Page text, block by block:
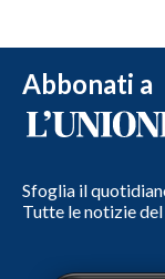
Abbonati a
Sfoglia il
Tutte le notizie